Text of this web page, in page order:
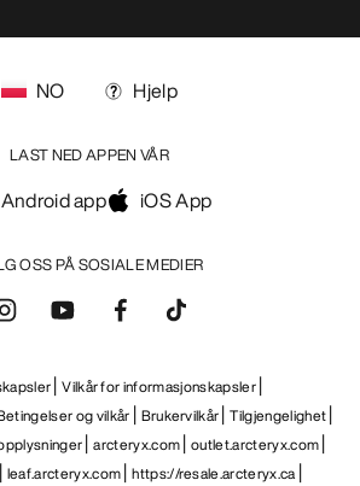
OSS PÅ SOSIALE MEDIER
NO Hjelp
LAST NED APPEN VÅR
Android app iOS App
Vilkår for informasjonskapsler
og vilkår Brukervilkår Tilgjengelighet
arcteryx.com outlet.arcteryx.com
leaf.arcteryx.com https://resale.arcteryx.ca